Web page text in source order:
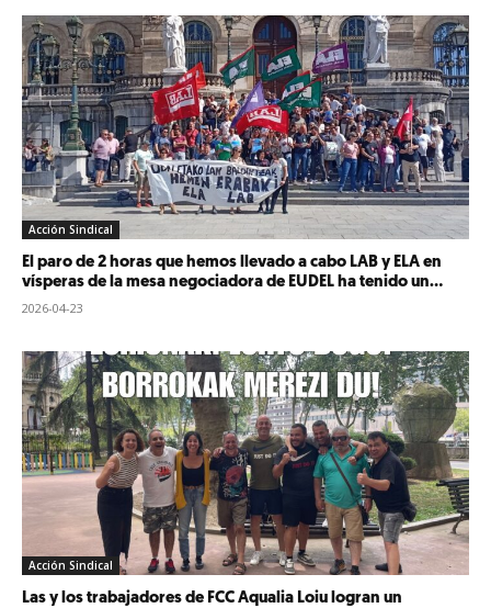
Acción Sindical
El paro de 2 horas que hemos llevado a cabo LAB y ELA en
vísperas de la mesa negociadora de EUDEL ha tenido un...
2026-04-23
Acción Sindical
Las y los trabajadores de FCC Aqualia Loiu logran un